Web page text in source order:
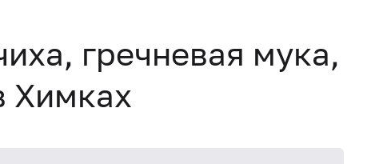
гречневая мука,
Химках